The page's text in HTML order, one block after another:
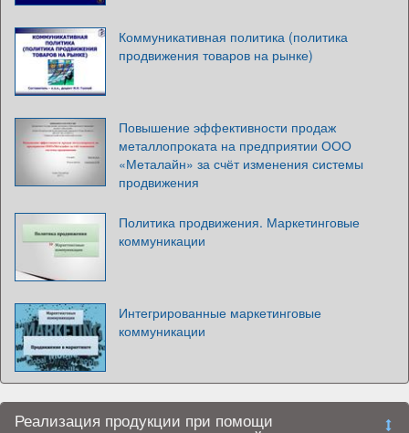
Коммуникативная политика (политика
продвижения товаров на рынке)
Повышение эффективности продаж
металлопроката на предприятии ООО
«Металайн» за счёт изменения системы
продвижения
Политика продвижения. Маркетинговые
коммуникации
Интегрированные маркетинговые
коммуникации
Реализация продукции при помощи